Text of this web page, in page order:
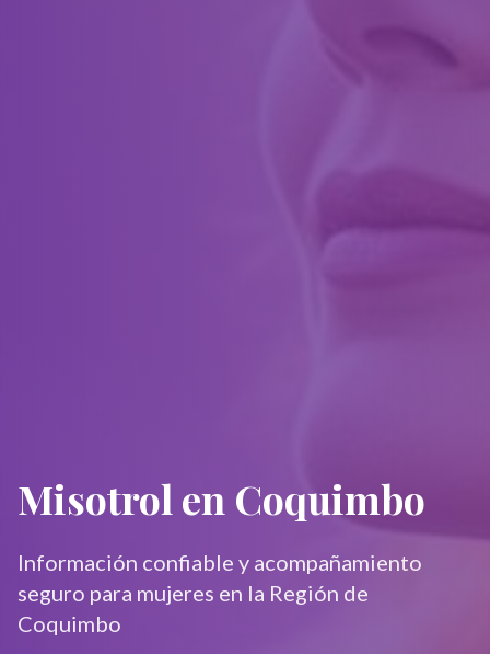
Misotrol en Coquimbo
Información confiable y acompañamiento
seguro para mujeres en la Región de
Coquimbo